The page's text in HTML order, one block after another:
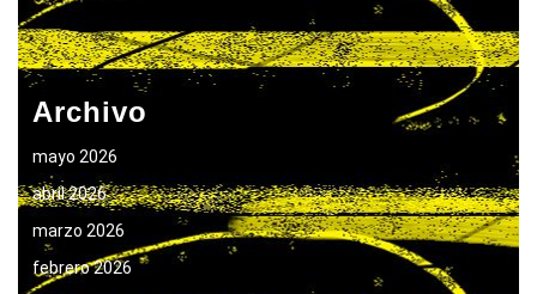
Archivo
mayo 2026
abril 2026
marzo 2026
febrero 2026